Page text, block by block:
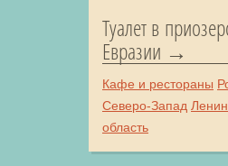
Туалет в
Евразии
Кафе и рестораны
Северо-Запад
область